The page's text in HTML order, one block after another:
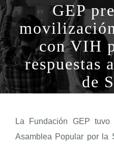
INSTITUCIONAL
OBSERVATORIO
NOTICIAS
COVID-19
GEP
con VIH
respuestas
de
La Fundación GEP
Asamblea Popular por la